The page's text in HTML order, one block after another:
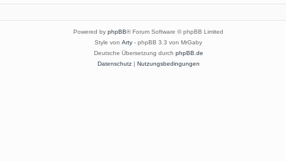
Powered by phpBB® Forum Software © phpBB Limited
Style von Arty - phpBB 3.3 von MrGaby
Deutsche Übersetzung durch phpBB.de
Datenschutz| Nutzungsbedingungen